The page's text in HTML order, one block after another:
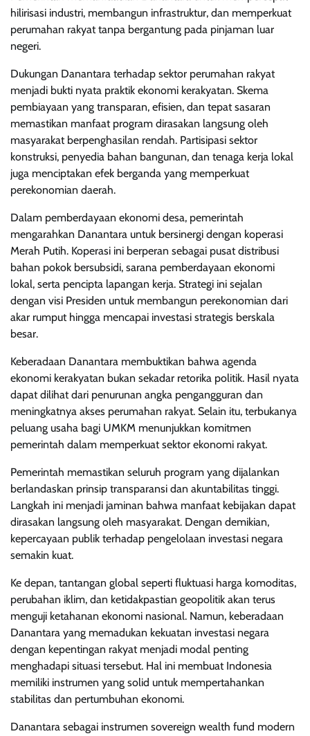
hilirisasi industri, membangun infrastruktur, dan memperkuat
perumahan rakyat tanpa bergantung pada pinjaman luar
negeri.
Dukungan Danantara terhadap sektor perumahan rakyat
menjadi bukti nyata praktik ekonomi kerakyatan. Skema
pembiayaan yang transparan, efisien, dan tepat sasaran
memastikan manfaat program dirasakan langsung oleh
masyarakat berpenghasilan rendah. Partisipasi sektor
konstruksi, penyedia bahan bangunan, dan tenaga kerja lokal
juga menciptakan efek berganda yang memperkuat
perekonomian daerah.
Dalam pemberdayaan ekonomi desa, pemerintah
mengarahkan Danantara untuk bersinergi dengan koperasi
Merah Putih. Koperasi ini berperan sebagai pusat distribusi
bahan pokok bersubsidi, sarana pemberdayaan ekonomi
lokal, serta pencipta lapangan kerja. Strategi ini sejalan
dengan visi Presiden untuk membangun perekonomian dari
akar rumput hingga mencapai investasi strategis berskala
besar.
Keberadaan Danantara membuktikan bahwa agenda
ekonomi kerakyatan bukan sekadar retorika politik. Hasil nyata
dapat dilihat dari penurunan angka pengangguran dan
meningkatnya akses perumahan rakyat. Selain itu, terbukanya
peluang usaha bagi UMKM menunjukkan komitmen
pemerintah dalam memperkuat sektor ekonomi rakyat.
Pemerintah memastikan seluruh program yang dijalankan
berlandaskan prinsip transparansi dan akuntabilitas tinggi.
Langkah ini menjadi jaminan bahwa manfaat kebijakan dapat
dirasakan langsung oleh masyarakat. Dengan demikian,
kepercayaan publik terhadap pengelolaan investasi negara
semakin kuat.
Ke depan, tantangan global seperti fluktuasi harga komoditas,
perubahan iklim, dan ketidakpastian geopolitik akan terus
menguji ketahanan ekonomi nasional. Namun, keberadaan
Danantara yang memadukan kekuatan investasi negara
dengan kepentingan rakyat menjadi modal penting
menghadapi situasi tersebut. Hal ini membuat Indonesia
memiliki instrumen yang solid untuk mempertahankan
stabilitas dan pertumbuhan ekonomi.
Danantara sebagai instrumen sovereign wealth fund modern